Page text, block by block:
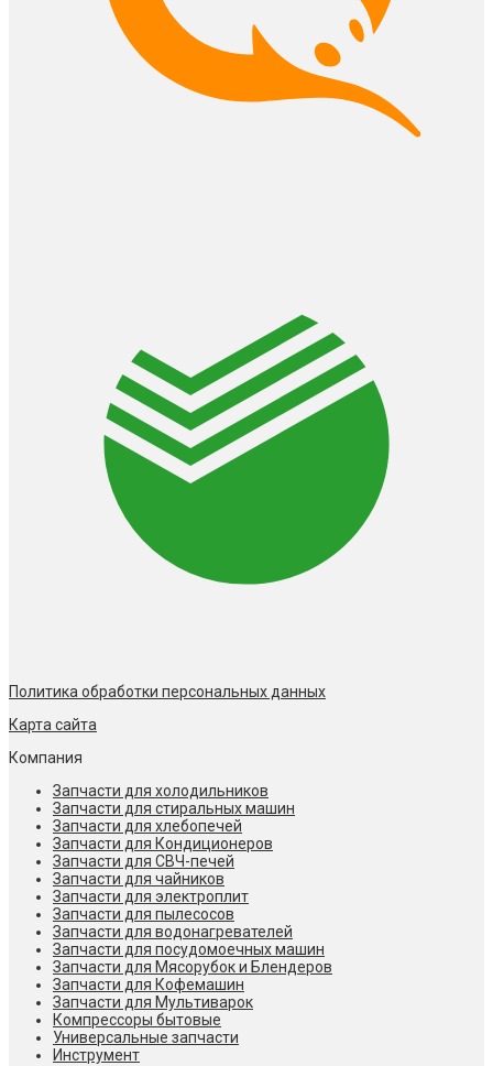
Политика обработки персональных данных
Карта сайта
Компания
Запчасти для холодильников
Запчасти для стиральных машин
Запчасти для хлебопечей
Запчасти для Кондиционеров
Запчасти для СВЧ-печей
Запчасти для чайников
Запчасти для электроплит
Запчасти для пылесосов
Запчасти для водонагревателей
Запчасти для посудомоечных машин
Запчасти для Мясорубок и Блендеров
Запчасти для Кофемашин
Запчасти для Мультиварок
Компрессоры бытовые
Универсальные запчасти
Инструмент